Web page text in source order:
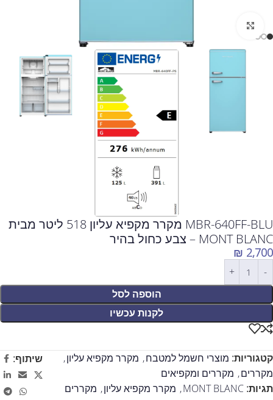
MBR-640FF-BLU מקרר מקפיא עליון 518 ליטר מבית
MONT BLANC – צבע כחול בהיר
₪ 2,700
הוספה לסל
לקנות עכשיו
קטגוריות: מוצרי חשמל למטבח, מקרר מקפיא עליון,
מקררים, מקררים ומקפיאים
תגיות: MONT BLANC
, מקרר מקפיא עליון, מקררים
שיתוף: